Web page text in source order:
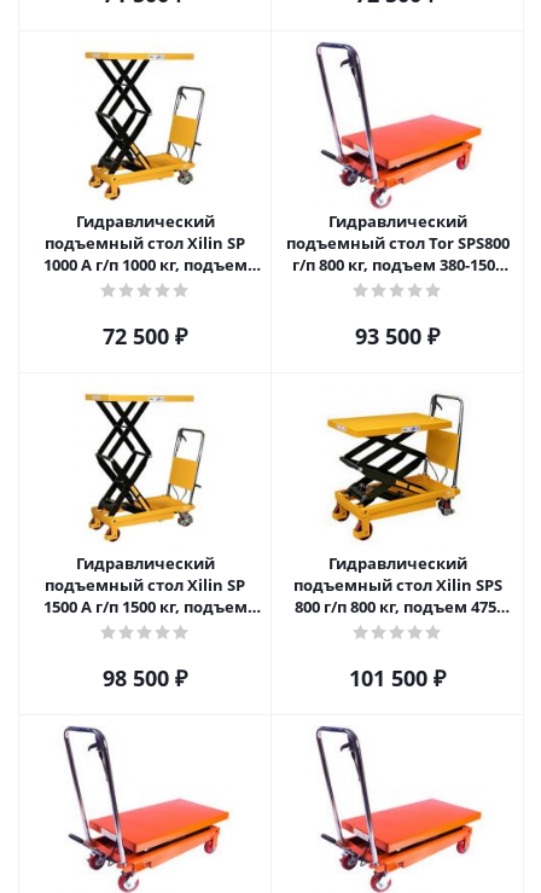
Гидравлический
подъемный стол Xilin SP
1000 A г/п 1000 кг, подъем
380-1000mm
72 500 ₽
Гидравлический
подъемный стол Tor SPS800
г/п 800 кг, подъем 380-1500
мм
93 500 ₽
Гидравлический
подъемный стол Xilin SP
1500 A г/п 1500 кг, подъем
420-1000mm
98 500 ₽
Гидравлический
подъемный стол Xilin SPS
800 г/п 800 кг, подъем 475-
1500mm
101 500 ₽